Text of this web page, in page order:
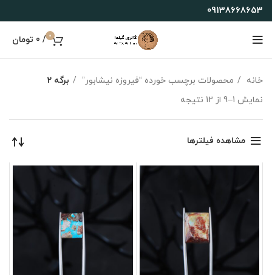
09138668653
0
/
0 تومان
خانه محصولات برچسب خورده “فیروزه نیشابور”
برگه 2
نمایش 1–9 از 12 نتیجه
مشاهده فیلترها